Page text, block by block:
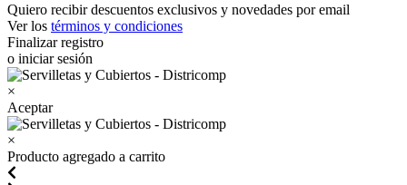
Quiero recibir descuentos exclusivos y novedades por email
Ver los términos y condiciones
Finalizar registro
o iniciar sesión
×
Aceptar
×
Producto agregado a carrito